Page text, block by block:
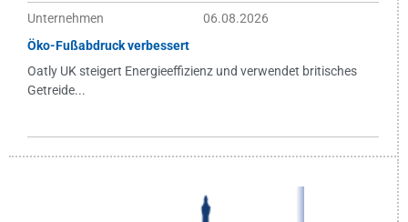
Unternehmen
06.08.2026
Öko-Fußabdruck verbessert
Oatly UK steigert Energieeffizienz und verwendet britisches
Getreide...